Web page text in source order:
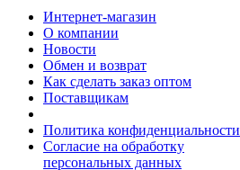
Интернет-магазин
О компании
Новости
Обмен и возврат
Как сделать заказ оптом
Поставщикам
Политика конфиденциальности
Согласие на обработку
персональных данных